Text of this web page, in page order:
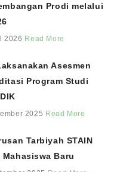
Prodi melalui
2026 Read More
Asesmen
Program Studi
2025 Read More
Tarbiyah STAIN
Mahasiswa Baru